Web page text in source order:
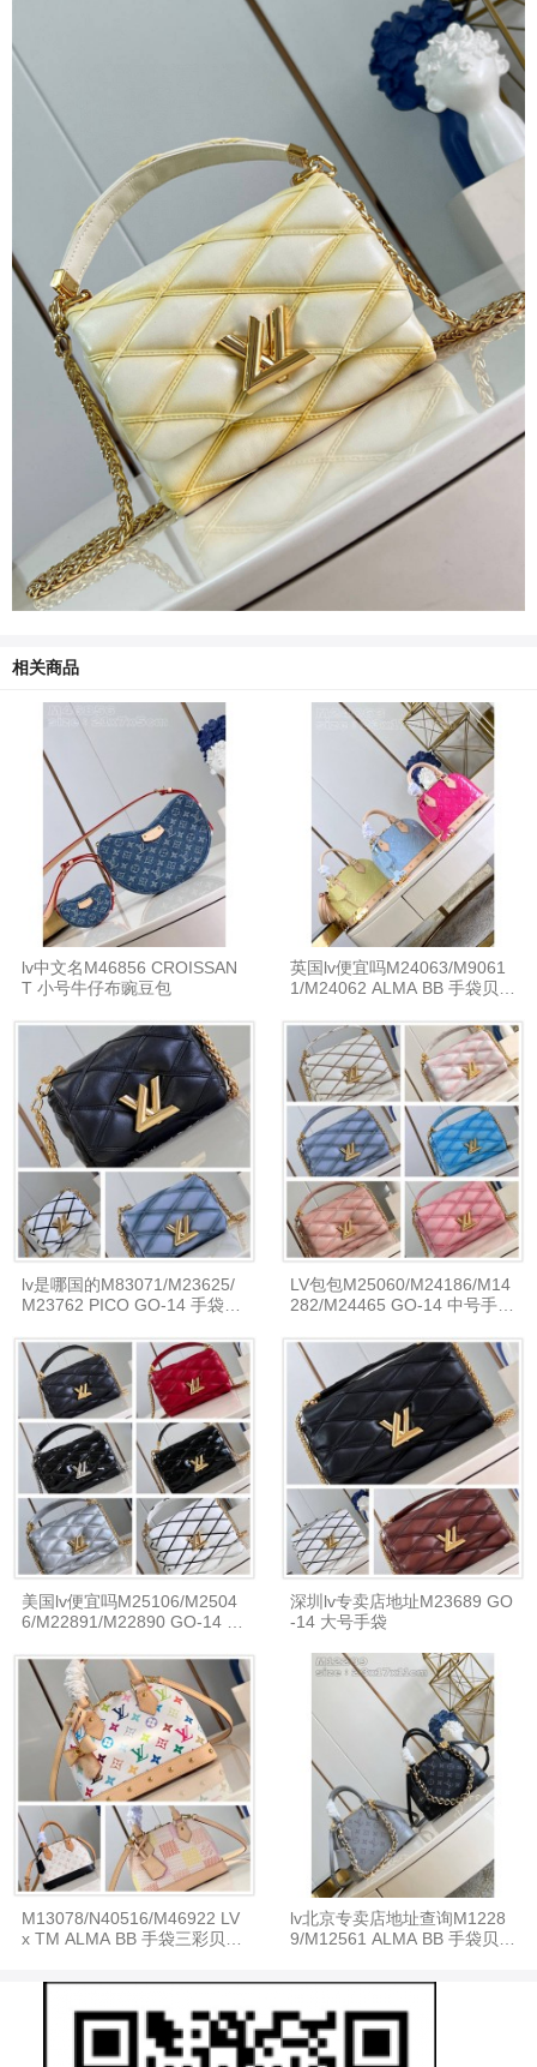
相关商品
lv中文名M46856 CROISSAN
T 小号牛仔布豌豆包
英国lv便宜吗M24063/M9061
1/M24062 ALMA BB 手袋贝壳
lv是哪国的M83071/M23625/
M23762 PICO GO-14 手袋链
LV包包M25060/M24186/M14
282/M24465 GO-14 中号手袋
美国lv便宜吗M25106/M2504
6/M22891/M22890 GO-14 中
深圳lv专卖店地址M23689 GO
-14 大号手袋
M13078/N40516/M46922 LV
x TM ALMA BB 手袋三彩贝壳
lv北京专卖店地址查询M1228
9/M12561 ALMA BB 手袋贝壳